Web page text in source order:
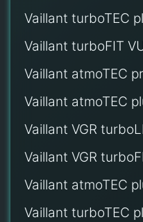
Vaillant turboTEC
Vaillant turboFIT
Vaillant atmoTEC
Vaillant atmoTEC
Vaillant VGR
Vaillant VGR
Vaillant atmoTEC
Vaillant turboTEC